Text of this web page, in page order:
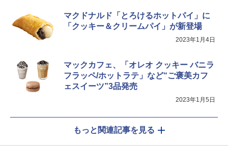
マクドナルド「とろけるホットパイ」に
「クッキー＆クリームパイ」が新登場
2023年1月4日
マックカフェ、「オレオ クッキー バニラ
フラッペ/ホットラテ」など“ご褒美カフ
ェスイーツ”3品発売
2023年1月5日
もっと関連記事を見る